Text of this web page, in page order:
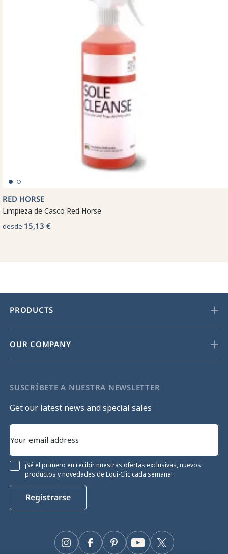
RED HORSE
Limpieza de Casco Red Horse
desde 15,13 €
PRODUCTS
OUR COMPANY
SUSCRÍBETE A NUESTRA NEWSLETTER
Get our latest news and special sales
¡Sé el primero en recibir nuestras ofertas exclusivas, nuevos
productos y novedades de Equi-Clic cada semana!
Registrarse
Facebook Twitter
YouTube
Pinterest
Instagram